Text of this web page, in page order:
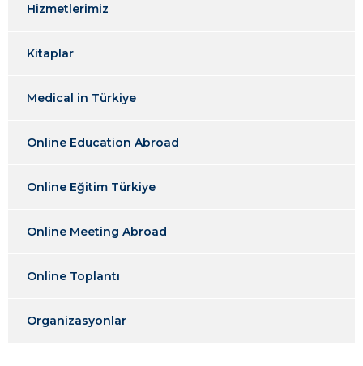
Hizmetlerimiz
Kitaplar
Medical in Türkiye
Online Education Abroad
Online Eğitim Türkiye
Online Meeting Abroad
Online Toplantı
Organizasyonlar